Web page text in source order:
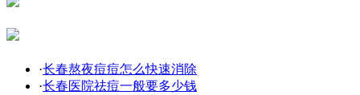
·长春熬夜痘痘怎么快速消除
·长春医院祛痘一般要多少钱